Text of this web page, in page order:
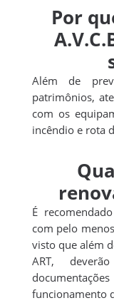
Por
Além de
patrimônios,
com os
incêndio e rota
É
com pelo
visto que além
ART,
funcionamento